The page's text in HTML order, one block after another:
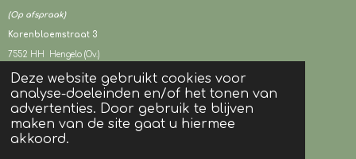
Deze website gebruikt cookies voor
analyse-doeleinden en/of het tonen van
advertenties. Door gebruik te blijven
maken van de site gaat u hiermee
akkoord.
(Op afspraak)
Korenbloemstraat 3
7552 HH Hengelo (Ov.)
KVK : 94243417
BTW : NL003080706B05